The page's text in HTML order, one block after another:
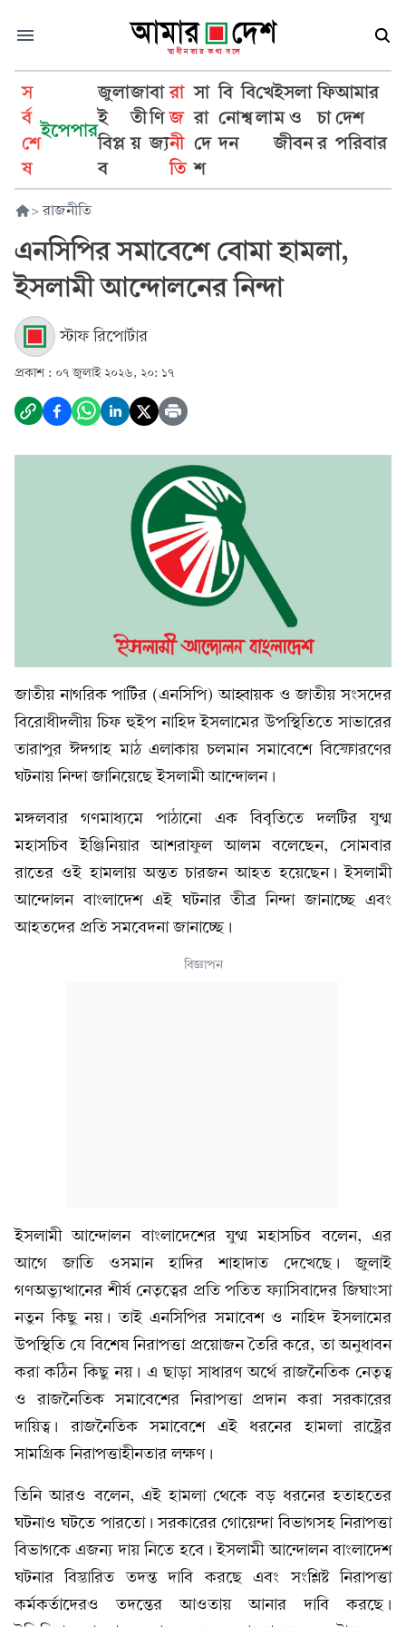
স
র্ব
শে
ষ
ইপেপার
জুলা
ই
বিপ্ল
ব
জা
তী
য়
বা
ণি
জ্য
রা
জ
নী
তি
সা
রা
দে
শ
বি
নো
দন
বি
শ্ব
খে
লা
ইসলা
ম ও
জীবন
ফি
চা
র
আমার
দেশ
পরিবার
> রাজনীতি
এনসিপির সমাবেশে বোমা হামলা,
ইসলামী আন্দোলনের নিন্দা
স্টাফ রিপোর্টার
প্রকাশ : ০৭ জুলাই ২০২৬, ২০: ১৭
জাতীয় নাগরিক পার্টির (এনসিপি) আহ্বায়ক ও জাতীয় সংসদের
বিরোধীদলীয় চিফ হুইপ নাহিদ ইসলামের উপস্থিতিতে সাভারের
তারাপুর ঈদগাহ মাঠ এলাকায় চলমান সমাবেশে বিস্ফোরণের
ঘটনায় নিন্দা জানিয়েছে ইসলামী আন্দোলন।
মঙ্গলবার গণমাধ্যমে পাঠানো এক বিবৃতিতে দলটির যুগ্ম
মহাসচিব ইঞ্জিনিয়ার আশরাফুল আলম বলেছেন, সোমবার
রাতের ওই হামলায় অন্তত চারজন আহত হয়েছেন। ইসলামী
আন্দোলন বাংলাদেশ এই ঘটনার তীব্র নিন্দা জানাচ্ছে এবং
আহতদের প্রতি সমবেদনা জানাচ্ছে।
বিজ্ঞাপন
ইসলামী আন্দোলন বাংলাদেশের যুগ্ম মহাসচিব বলেন, এর
আগে জাতি ওসমান হাদির শাহাদাত দেখেছে। জুলাই
গণঅভ্যুত্থানের শীর্ষ নেতৃত্বের প্রতি পতিত ফ্যাসিবাদের জিঘাংসা
নতুন কিছু নয়। তাই এনসিপির সমাবেশ ও নাহিদ ইসলামের
উপস্থিতি যে বিশেষ নিরাপত্তা প্রয়োজন তৈরি করে, তা অনুধাবন
করা কঠিন কিছু নয়। এ ছাড়া সাধারণ অর্থে রাজনৈতিক নেতৃত্ব
ও রাজনৈতিক সমাবেশের নিরাপত্তা প্রদান করা সরকারের
দায়িত্ব। রাজনৈতিক সমাবেশে এই ধরনের হামলা রাষ্ট্রের
সামগ্রিক নিরাপত্তাহীনতার লক্ষণ।
তিনি আরও বলেন, এই হামলা থেকে বড় ধরনের হতাহতের
ঘটনাও ঘটতে পারতো। সরকারের গোয়েন্দা বিভাগসহ নিরাপত্তা
বিভাগকে এজন্য দায় নিতে হবে। ইসলামী আন্দোলন বাংলাদেশ
ঘটনার বিস্তারিত তদন্ত দাবি করছে এবং সংশ্লিষ্ট নিরাপত্তা
কর্মকর্তাদেরও তদন্তের আওতায় আনার দাবি করছে।